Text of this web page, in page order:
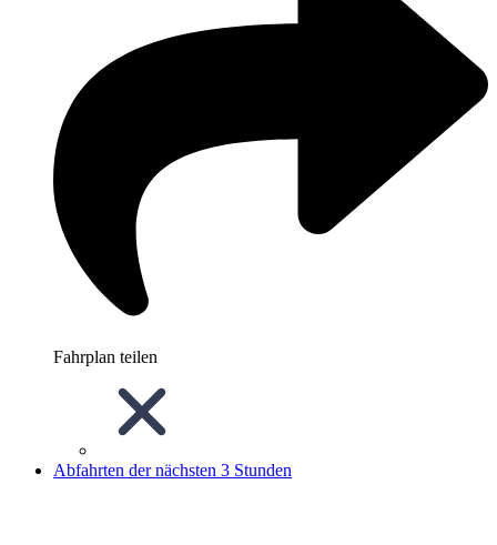
Fahrplan teilen
Abfahrten der nächsten 3 Stunden